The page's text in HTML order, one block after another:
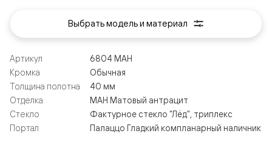
Артикул
6804 МАН
Кромка
Обычная
Толщина полотна
40 мм
Отделка
МАН Матовый антрацит
Стекло
Фактурное стекло "Лёд", триплекс
Портал
Палаццо Гладкий компланарный наличник
Выбрать модель и материал